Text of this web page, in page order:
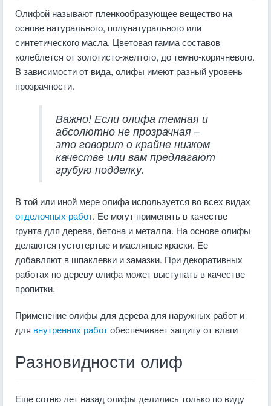
Олифой называют пленкообразующее вещество на
основе натурального, полунатурального или
синтетического масла. Цветовая гамма составов
колеблется от золотисто-желтого, до темно-коричневого.
В зависимости от вида, олифы имеют разный уровень
прозрачности.
Важно! Если олифа темная и
абсолютно не прозрачная –
это говорит о крайне низком
качестве или вам предлагают
грубую подделку.
В той или иной мере олифа используется во всех видах
отделочных работ. Ее могут применять в качестве
грунта для дерева, бетона и металла. На основе олифы
делаются густотертые и масляные краски. Ее
добавляют в шпаклевки и замазки. При декоративных
работах по дереву олифа может выступать в качестве
пропитки.
Применение олифы для дерева для наружных работ и
для внутренних работобеспечивает защиту от влаги
Разновидности олиф
Еще сотню лет назад олифы делились только по виду